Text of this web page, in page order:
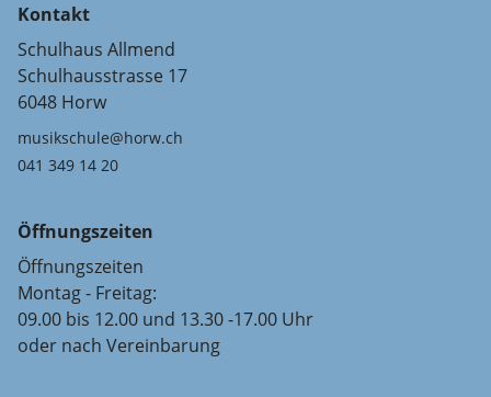
Kontakt
Schulhaus Allmend
Schulhausstrasse 17
6048 Horw
musikschule@horw.ch
041 349 14 20
Öffnungszeiten
Öffnungszeiten
Montag - Freitag:
09.00 bis 12.00 und 13.30 -17.00 Uhr
oder nach Vereinbarung